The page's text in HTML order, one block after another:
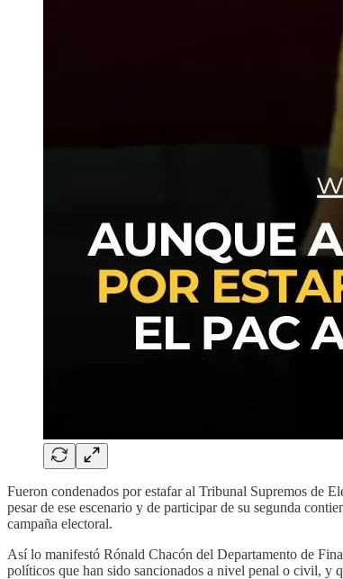
Fueron condenados por estafar al Tribunal Supremos de
pesar de ese escenario y de participar de su segunda
campaña electoral.
Así lo manifestó Rónald Chacón del Departamento de
políticos que han sido sancionados a nivel penal o civil, y